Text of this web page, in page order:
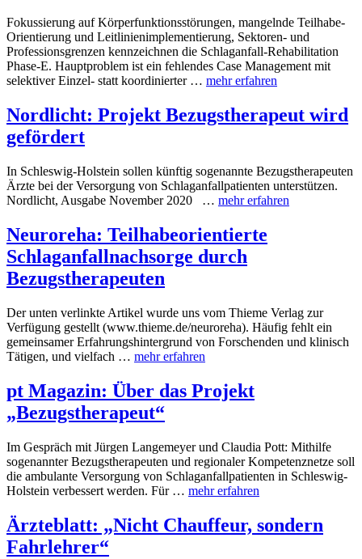
Fokussierung auf Körperfunktionsstörungen, mangelnde Teilhabe-
Orientierung und Leitlinienimplementierung, Sektoren- und
Professionsgrenzen kennzeichnen die Schlaganfall-Rehabilitation
Phase-E. Hauptproblem ist ein fehlendes Case Management mit
selektiver Einzel- statt koordinierter … mehr erfahren
Nordlicht: Projekt Bezugstherapeut wird
gefördert
In Schleswig-Holstein sollen künftig sogenannte Bezugstherapeuten
Ärzte bei der Versorgung von Schlaganfallpatienten unterstützen.
Nordlicht, Ausgabe November 2020 … mehr erfahren
Neuroreha: Teilhabeorientierte
Schlaganfallnachsorge durch
Bezugstherapeuten
Der unten verlinkte Artikel wurde uns vom Thieme Verlag zur
Verfügung gestellt (www.thieme.de/neuroreha). Häufig fehlt ein
gemeinsamer Erfahrungshintergrund von Forschenden und klinisch
Tätigen, und vielfach … mehr erfahren
pt Magazin: Über das Projekt
„Bezugstherapeut“
Im Gespräch mit Jürgen Langemeyer und Claudia Pott: Mithilfe
sogenannter Bezugstherapeuten und regionaler Kompetenznetze soll
die ambulante Versorgung von Schlaganfallpatienten in Schleswig-
Holstein verbessert werden. Für … mehr erfahren
Ärzteblatt: „Nicht Chauffeur, sondern
Fahrlehrer“